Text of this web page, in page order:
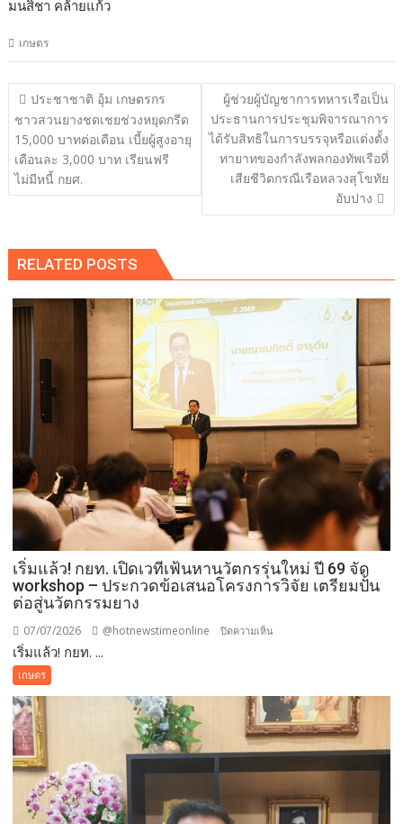
มนสิชา คล้ายแก้ว
เกษตร
แนะแนว
เรื่อง
ประชาชาติ อุ้ม เกษตรกร
ชาวสวนยางชดเชยช่วงหยุดกรีด
15,000 บาทต่อเดือน เบี้ยผู้สูงอายุ
เดือนละ 3,000 บาท เรียนฟรี
ไม่มีหนี้ กยศ.
ผู้ช่วยผู้บัญชาการทหารเรือเป็น
ประธานการประชุมพิจารณาการ
ได้รับสิทธิในการบรรจุหรือแต่งตั้ง
ทายาทของกำลังพลกองทัพเรือที่
เสียชีวิตกรณีเรือหลวงสุโขทัย
อับปาง
RELATED POSTS
เริ่มแล้ว! กยท. เปิดเวทีเฟ้นหานวัตกรรุ่นใหม่ ปี 69 จัด
workshop – ประกวดข้อเสนอโครงการวิจัย เตรียมปั้น
ต่อสู่นวัตกรรมยาง
07/07/2026 @hotnewstimeonline ปิดความเห็น
เปิด
เวที
เฟ้น
หาน
กร
เริ่มแล้ว! กยท. ...
เกษตร